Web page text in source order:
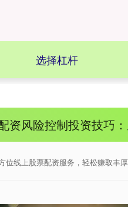
选择杠杆
资风险控制投资技巧
位线上股票配资服务，轻松赚取丰